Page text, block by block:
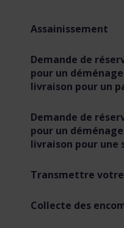
Assainissement
Demande de
pour un
livraison pour un
Demande de
pour un
livraison pour une
Transmettre
Collecte des